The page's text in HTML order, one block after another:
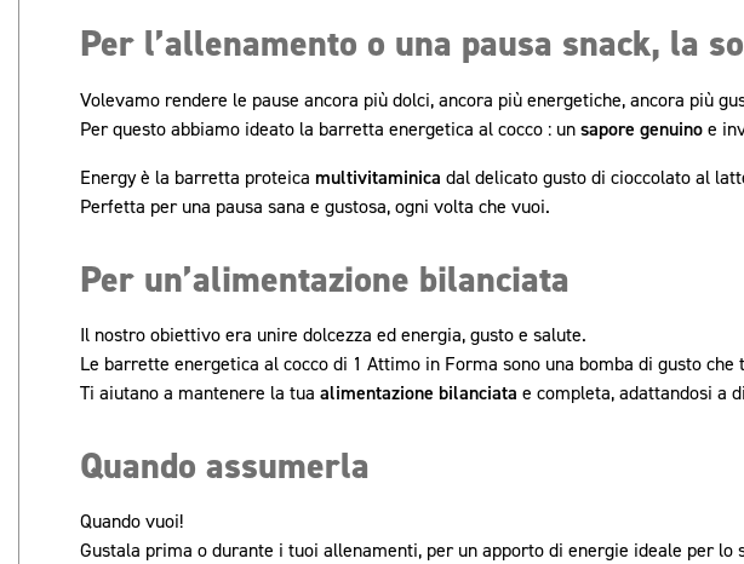
Per l’allenamento o una pausa snack, la
Volevamo rendere le pause ancora più dolci, ancora più energetiche, ancora più
Per questo abbiamo ideato la barretta energetica al cocco : unsapore genuinoe
Energy è la barretta proteica multivitaminica dal delicato gusto di cioccolato al
Perfetta per una pausa sana e gustosa, ogni volta che vuoi.
Per un’alimentazione bilanciata
Il nostro obiettivo era unire dolcezza ed energia, gusto e salute.
Le barrette energetica al cocco di 1 Attimo in Forma sono una bomba di gusto che
Ti aiutano a mantenere la tua alimentazione bilanciata e completa, adattandosi a
Quando assumerla
Quando vuoi!
Gustala prima o durante i tuoi allenamenti, per un apporto di energie ideale per lo